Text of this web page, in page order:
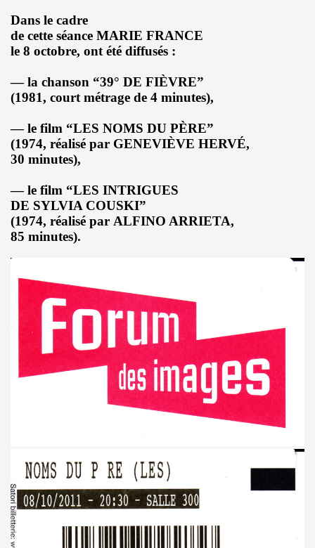
Dans le cadre
de cette séance MARIE FRANCE
le 8 octobre, ont été diffusés :
— la chanson “39° DE FIÈVRE”
(1981, court métrage de 4 minutes),
— le film “LES NOMS DU PÈRE”
(1974, réalisé par GENEVIÈVE HERVÉ,
30 minutes),
— le film “LES INTRIGUES
DE SYLVIA COUSKI”
(1974, réalisé par ALFINO ARRIETA,
85 minutes).
a toi" et concert le 19 octobre 2018 a La Seine Musicale
au 11 fevrier 2019 a Paris pour l enregistrement de
17 septembre 2018 a Paris.
en août 2018 pour rendre visite a MARIE FRANCE.
du 29 juin au 8 juillet 2018 pour le tournage du film
Duvall", "39 de fievre") : interview dans "La Gazette du
("Les rocks les plus terribles"), BOBBIE
auteur de huit textes de l album "JOHNNY,
fevrier 2018 a Paris.
de MARIE FRANCE (avec STAIV GENTIS) par
kif" (2017) + concerts a La Cigale (Paris) et au
TOUR" de JOHNNY HALLYDAY le 9 decembre
Jacques Duvall") dans l'exposition "DAHO L'AIME
CLASH ("Radio Clash sur Paris") le 9 septembre
HIGHAM : chronique detaillee.
"39 de fievre") photographiee le 12 aout 2017 par
FRANCE ("chante Jacques Duvall") par